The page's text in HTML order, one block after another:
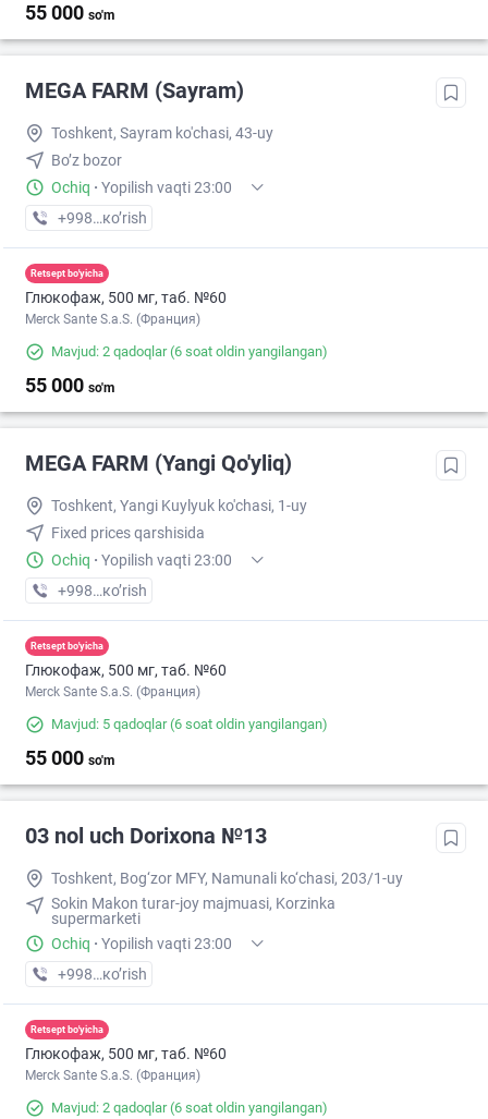
55 000 so'm
MEGA FARM (Sayram)
Toshkent, Sayram ko'chasi, 43-uy
Bo’z bozor
Ochiq · Yopilish vaqti 23:00
+998 (55) XXX-XX-XX
кo’rish
Retsept bo'yicha
Глюкофаж, 500 мг, таб. №60
Merck Sante S.a.S. (Франция)
Mavjud: 2 qadoqlar(6 soat oldin yangilangan)
55 000 so'm
MEGA FARM (Yangi Qo'yliq)
Toshkent, Yangi Kuylyuk ko'chasi, 1-uy
Fixed prices qarshisida
Ochiq · Yopilish vaqti 23:00
+998 (71) XXX-XX-XX
кo’rish
Retsept bo'yicha
Глюкофаж, 500 мг, таб. №60
Merck Sante S.a.S. (Франция)
Mavjud: 5 qadoqlar(6 soat oldin yangilangan)
55 000 so'm
03 nol uch Dorixona №13
Toshkent, Bog‘zor MFY, Namunali ko‘chasi, 203/1-uy
Sokin Makon turar-joy majmuasi, Korzinka
supermarketi
Ochiq · Yopilish vaqti 23:00
+998 (77) XXX-XX-XX
кo’rish
Retsept bo'yicha
Глюкофаж, 500 мг, таб. №60
Merck Sante S.a.S. (Франция)
Mavjud: 2 qadoqlar(6 soat oldin yangilangan)